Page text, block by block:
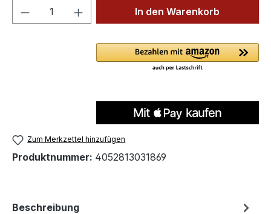
Produkt Anzahl: Gib denIn den Warenkorb
Zum Merkzettel hinzufügen
Produktnummer: 4052813031869
Beschreibung